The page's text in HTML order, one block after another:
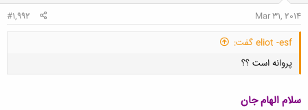
Mar 31, 2014
#1,992
eliot -esf گفت:
پروانه است ؟؟
سلام الهام جان